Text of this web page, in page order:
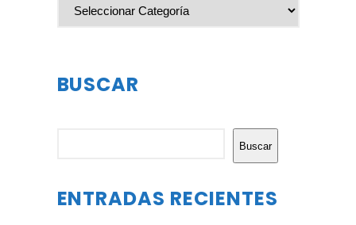
BUSCAR
Buscar
ENTRADAS RECIENTES